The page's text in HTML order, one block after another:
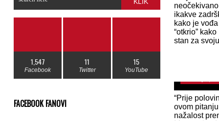
1,547
Facebook
11
Twitter
15
YouTube
FACEBOOK FANOVI
ikakve
kako je
“otkrio”
stan za
“Prije
ovom
nažalost